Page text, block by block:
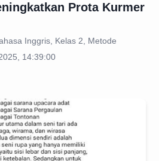
Prota Kurmer
Inggris, Kelas 2, Metode
14:39:00